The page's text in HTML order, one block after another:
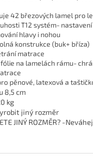
42 březových lamel pro
T12 systém-
hlavy i nohou
konstrukce (buk+ bříza)
matrace
na lamelách rámu-
pěnové, latexová a
8,5 cm
kg
jiný rozměr
JINÝ ROZMĚR? -